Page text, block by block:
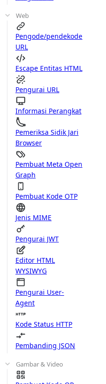
Web
Pengode/pendekode
URL
Escape Entitas HTML
Pengurai URL
Informasi Perangkat
Pemeriksa Sidik Jari
Browser
Pembuat Meta Open
Graph
Pembuat Kode OTP
Jenis MIME
Pengurai JWT
Editor HTML
WYSIWYG
Pengurai User-
Agent
Kode Status HTTP
Pembanding JSON
Gambar & Video